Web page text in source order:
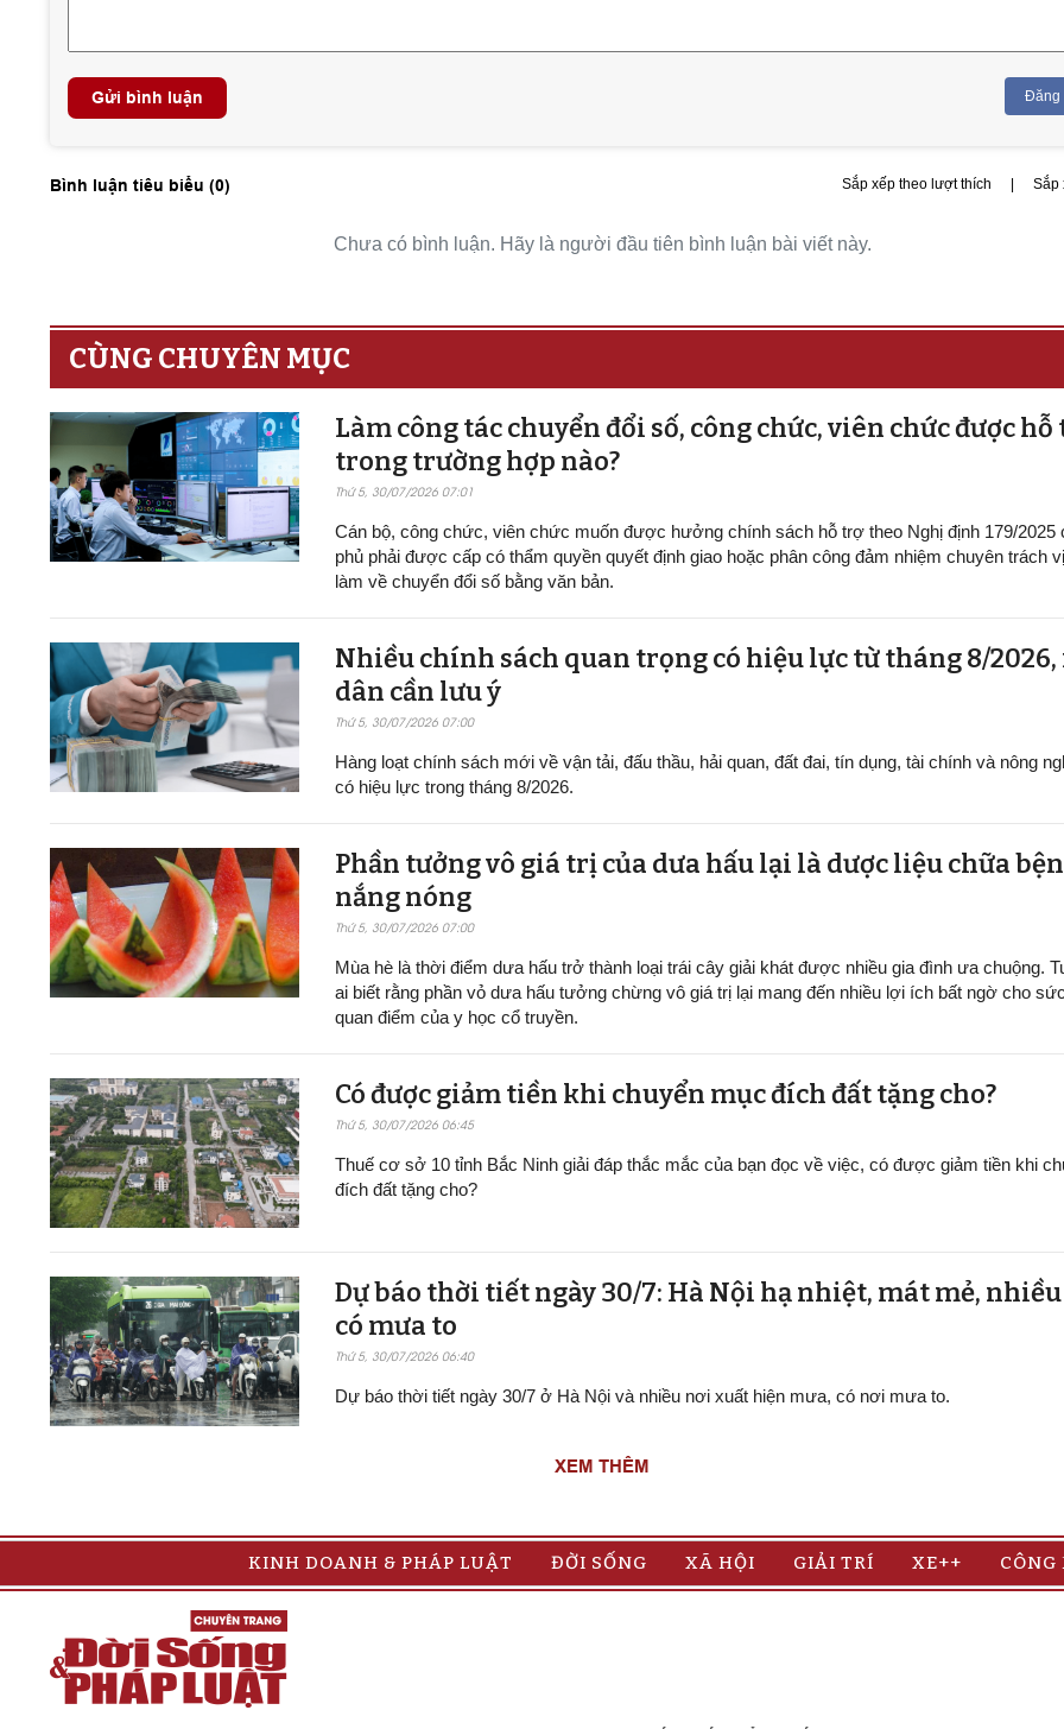
Gửi bình luận Đăng
Bình luận tiêu biểu (0) Sắp xếp theo lượt thích | Sắp
Chưa có bình luận. Hãy là người đầu tiên bình luận bài viết này.
CÙNG CHUYÊN MỤC
Làm công tác chuyển đổi số, công chức, viên chức được hỗ
trong trường hợp nào?
Thứ 5, 30/07/2026 07:01
Cán bộ, công chức, viên chức muốn được hưởng chính sách hỗ trợ theo Nghị định 179/2025
phủ phải được cấp có thẩm quyền quyết định giao hoặc phân công đảm nhiệm chuyên trách
làm về chuyển đổi số bằng văn bản.
Nhiều chính sách quan trọng có hiệu lực từ tháng 8/
dân cần lưu ý
Thứ 5, 30/07/2026 07:00
Hàng loạt chính sách mới về vận tải, đấu thầu, hải quan, đất đai, tín dụng, tài chính và nông
có hiệu lực trong tháng 8/2026.
Phần tưởng vô giá trị của dưa hấu lại là dược liệu chữa
nắng nóng
Thứ 5, 30/07/2026 07:00
Mùa hè là thời điểm dưa hấu trở thành loại trái cây giải khát được nhiều gia đình ưa chuộng.
ai biết rằng phần vỏ dưa hấu tưởng chừng vô giá trị lại mang đến nhiều lợi ích bất ngờ cho
quan điểm của y học cổ truyền.
Có được giảm tiền khi chuyển mục đích đất tặng cho?
Thứ 5, 30/07/2026 06:45
Thuế cơ sở 10 tỉnh Bắc Ninh giải đáp thắc mắc của bạn đọc về việc, có được giảm tiền khi
đích đất tặng cho?
Dự báo thời tiết ngày 30/7: Hà Nội hạ nhiệt, mát mẻ,
có mưa to
Thứ 5, 30/07/2026 06:40
Dự báo thời tiết ngày 30/7 ở Hà Nội và nhiều nơi xuất hiện mưa, có nơi mưa to.
XEM THÊM
KINH DOANH & PHÁP LUẬT ĐỜI SỐNG XÃ HỘI GIẢI TRÍ XE++ CÔNG